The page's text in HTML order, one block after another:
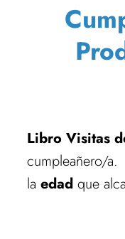
Libro Visitas
cumpleañero/
la edad que